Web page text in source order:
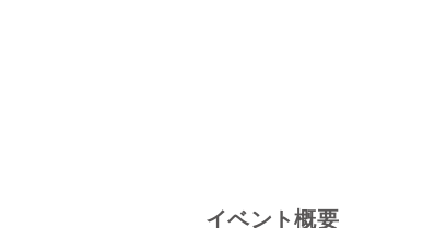
イベント概要